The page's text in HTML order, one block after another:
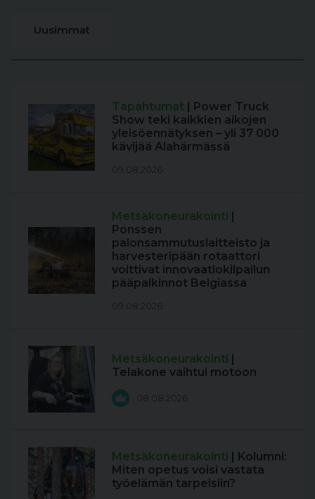
Uusimmat
Tapahtumat | Power Truck
Show teki kaikkien aikojen
yleisöennätyksen – yli 37 000
kävijää Alahärmässä
09.08.2026
Metsäkoneurakointi |
Ponssen
palonsammutuslaitteisto ja
harvesteripään rotaattori
voittivat innovaatiokilpailun
pääpalkinnot Belgiassa
09.08.2026
Metsäkoneurakointi |
Telakone vaihtui motoon
08.08.2026
Metsäkoneurakointi | Kolumni:
Miten opetus voisi vastata
työelämän tarpeisiin?